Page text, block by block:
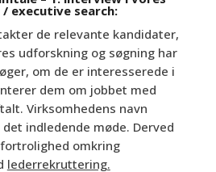
executive search:
de relevante kandidater,
udforskning og søgning har
om de er interesserede i
dem om jobbet med
Virksomhedens navn
indledende møde. Derved
omkring
lederrekruttering.